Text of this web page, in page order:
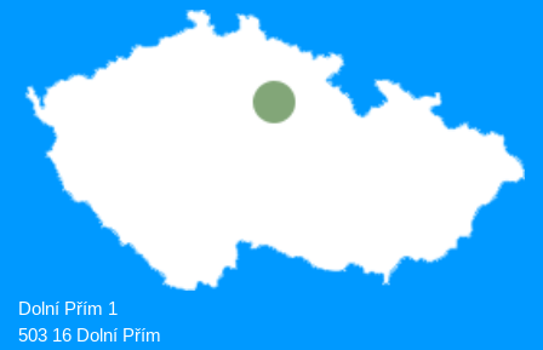
Dolní Přím 1
503 16 Dolní Přím